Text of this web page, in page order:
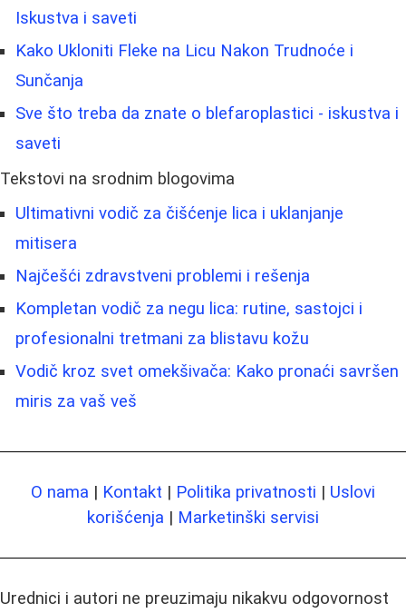
Iskustva i saveti
Kako Ukloniti Fleke na Licu Nakon Trudnoće i
Sunčanja
Sve što treba da znate o blefaroplastici - iskustva i
saveti
Tekstovi na srodnim blogovima
Ultimativni vodič za čišćenje lica i uklanjanje
mitisera
Najčešći zdravstveni problemi i rešenja
Kompletan vodič za negu lica: rutine, sastojci i
profesionalni tretmani za blistavu kožu
Vodič kroz svet omekšivača: Kako pronaći savršen
miris za vaš veš
O nama | Kontakt | Politika privatnosti | Uslovi
korišćenja | Marketinški servisi
Urednici i autori ne preuzimaju nikakvu odgovornost